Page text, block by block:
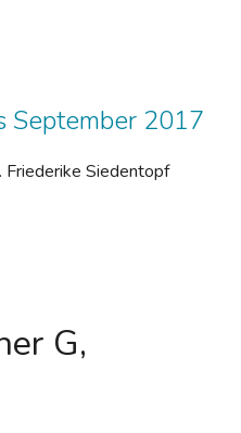
September 2017
Siedentopf
G,